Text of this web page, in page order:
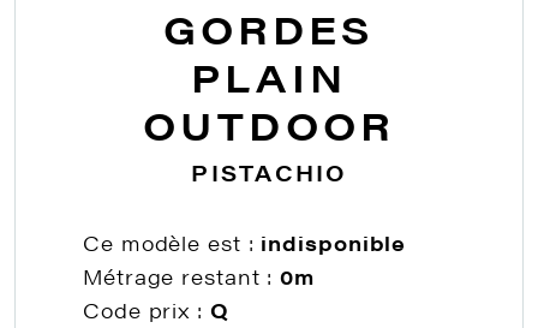
GORDES
PLAIN
OUTDOOR
PISTACHIO
Ce modèle est : indisponible
Métrage restant :0m
Code prix : Q